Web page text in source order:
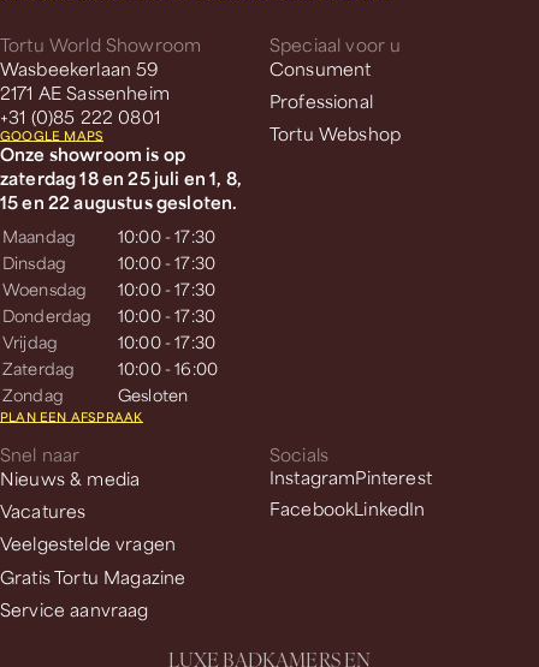
Tortu World Showroom
Wasbeekerlaan 59
2171 AE Sassenheim
+31 (0)85 222 0801
GOOGLE MAPS
Onze showroom is op
zaterdag 18 en 25 juli en 1, 8,
15 en 22 augustus gesloten.
Maandag
10:00 - 17:30
Dinsdag
10:00 - 17:30
Woensdag
10:00 - 17:30
Donderdag
10:00 - 17:30
Vrijdag
10:00 - 17:30
Zaterdag
10:00 - 16:00
Zondag
Gesloten
PLAN EEN AFSPRAAK
Speciaal voor u
Consument
Professional
Tortu Webshop
Snel naar
Nieuws & media
Vacatures
Veelgestelde vragen
Gratis Tortu Magazine
Service aanvraag
Socials
InstagramPinterest
FacebookLinkedIn
LUXEBADKAMERSEN